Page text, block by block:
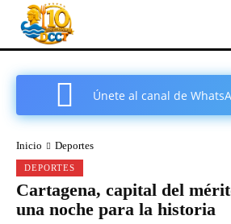
Únete al canal de
Inicio Deportes
DEPORTES
Cartagena, capital del
una noche para la historia